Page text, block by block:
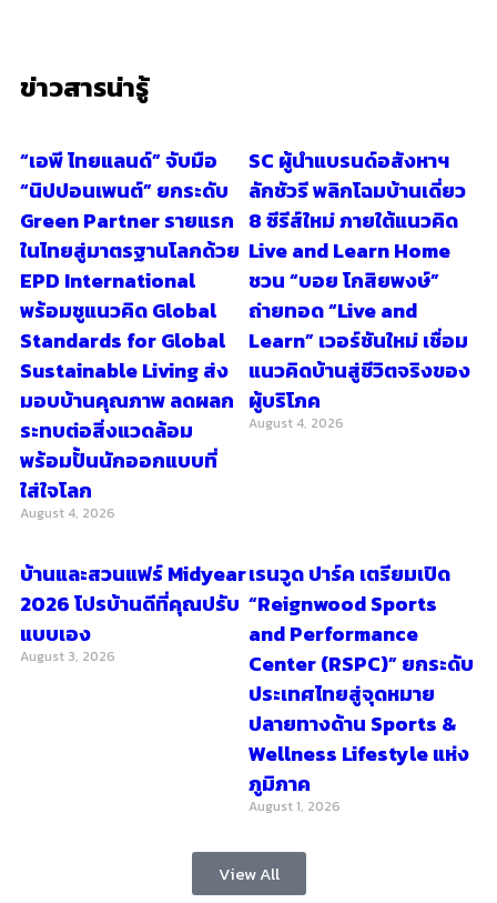
ข่าวสารน่ารู้
“เอพี ไทยแลนด์” จับมือ
“นิปปอนเพนต์” ยกระดับ
Green Partner รายแรก
ในไทยสู่มาตรฐานโลกด้วย
EPD International
พร้อมชูแนวคิด Global
Standards for Global
Sustainable Living ส่ง
มอบบ้านคุณภาพ ลดผลก
ระทบต่อสิ่งแวดล้อม
พร้อมปั้นนักออกแบบที่
ใส่ใจโลก
August 4, 2026
SC ผู้นำแบรนด์อสังหาฯ
ลักชัวรี พลิกโฉมบ้านเดี่ยว
8 ซีรีส์ใหม่ ภายใต้แนวคิด
Live and Learn Home
ชวน “บอย โกสิยพงษ์”
ถ่ายทอด “Live and
Learn” เวอร์ชันใหม่ เชื่อม
แนวคิดบ้านสู่ชีวิตจริงของ
ผู้บริโภค
August 4, 2026
บ้านและสวนแฟร์ Midyear
2026 โปรบ้านดีที่คุณปรับ
แบบเอง
August 3, 2026
เรนวูด ปาร์ค เตรียมเปิด
“Reignwood Sports
and Performance
Center (RSPC)” ยกระดับ
ประเทศไทยสู่จุดหมาย
ปลายทางด้าน Sports &
Wellness Lifestyle แห่ง
ภูมิภาค
August 1, 2026
View All